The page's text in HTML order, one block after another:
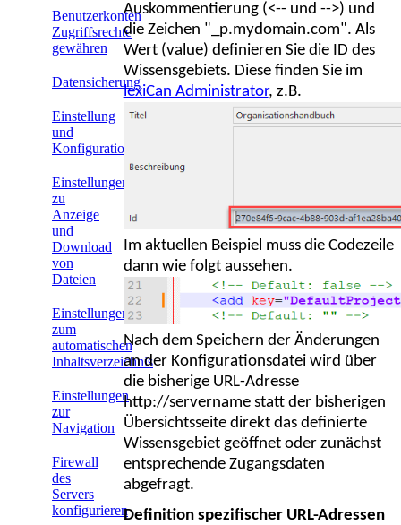
Benutzerkonten
Zugriffsrechte
gewähren
Datensicherung
Einstellung
und
Konfiguration
Einstellungen
zu
Anzeige
und
Download
von
Dateien
Einstellungen
zum
automatischen
Inhaltsverzeichnis
Einstellungen
zur
Navigation
Firewall
des
Servers
konfigurieren
Auskommentierung (<-- und -->) und
die Zeichen "_p.mydomain.com". Als
Wert (value) definieren Sie die ID des
Wissensgebiets. Diese finden Sie im
lexiCan Administrator, z.B.
Im aktuellen Beispiel muss die Codezeile
dann wie folgt aussehen.
Nach dem Speichern der Änderungen
an der Konfigurationsdatei wird über
die bisherige URL-Adresse
http://servername statt der bisherigen
Übersichtsseite direkt das definierte
Wissensgebiet geöffnet oder zunächst
entsprechende Zugangsdaten
abgefragt.
Definition spezifischer URL-Adressen